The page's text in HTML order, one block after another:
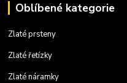
Oblíbené kategorie
Zlaté prsteny
Zlaté řetízky
Zlaté náramky